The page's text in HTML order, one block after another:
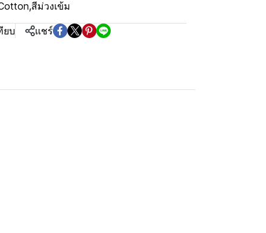
,สีม่วงเข้ม
ยบ แชร์